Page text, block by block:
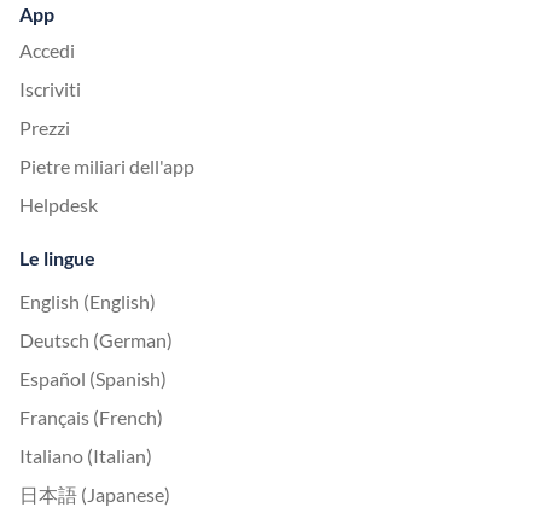
App
Accedi
Iscriviti
Prezzi
Pietre miliari dell'app
Helpdesk
Le lingue
English (English)
Deutsch (German)
Español (Spanish)
Français (French)
Italiano (Italian)
日本語 (Japanese)